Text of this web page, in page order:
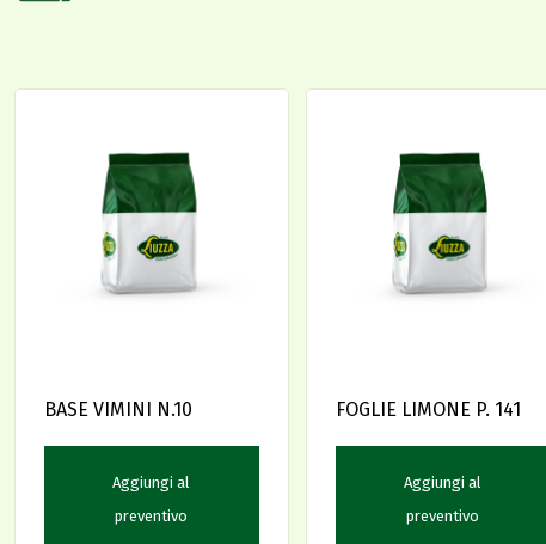
BASE VIMINI N.10
Aggiungi al
preventivo
FOGLIE LIMONE P. 141
Aggiungi al
preventivo